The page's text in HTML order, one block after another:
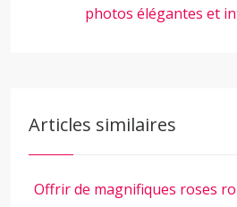
photos élégantes et
Articles similaires
Offrir de magnifiques roses